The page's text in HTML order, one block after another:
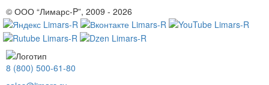
© ООО “Лимарс-P”, 2009 - 2026
8 (800) 500-61-80